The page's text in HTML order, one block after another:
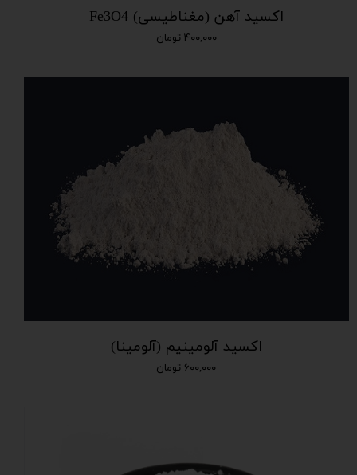
اکسید آهن (مغناطیسی) Fe3O4
۴۰۰,۰۰۰ تومان
اکسید آلومینیم (آلومینا)
۶۰۰,۰۰۰ تومان